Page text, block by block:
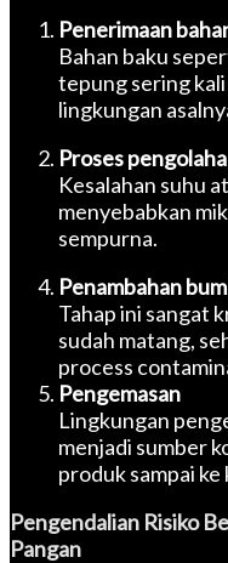
Penerimaan
Bahan baku
tepung sering
lingkungan
Proses
Kesalahan suhu
menyebabkan
sempurna.
Penambahan
Tahap ini sangat
sudah matang,
process
Pengemasan
Lingkungan
menjadi sumber
produk sampai ke
Pengendalian Risiko
Pangan